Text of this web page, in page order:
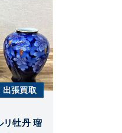
出張買取
リ牡丹 瑠